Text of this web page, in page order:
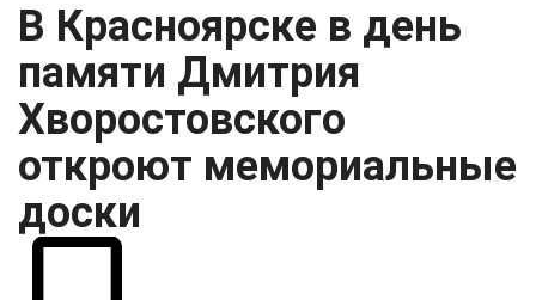
В Красноярске в день
памяти Дмитрия
Хворостовского
откроют мемориальные
доски